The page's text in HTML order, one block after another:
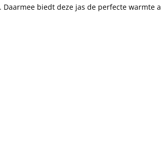
biedt deze jas de perfecte